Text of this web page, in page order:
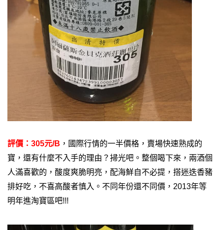
評價：305元/B ，國際行情的一半價格，賣場快速熟成的
寶，還有什麼不入手的理由？掃光吧。 整個喝下來，兩酒個
人滿喜歡的，酸度爽脆明亮，配海鮮自不必提，搭迷迭香豬
排好吃，不喜高酸者慎入。不同年份還不同價，2013年等
明年進淘寶區吧!!!